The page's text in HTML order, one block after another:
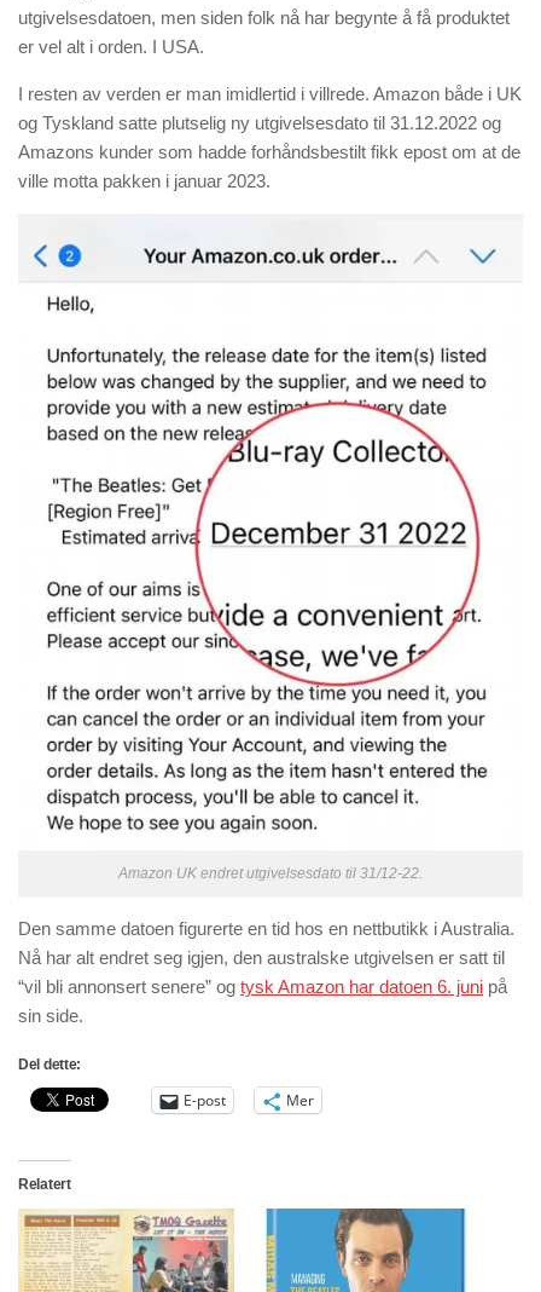
utgivelsesdatoen, men siden folk nå har begynte å få produktet
er vel alt i orden. I USA.
I resten av verden er man imidlertid i villrede. Amazon både i UK
og Tyskland satte plutselig ny utgivelsesdato til 31.12.2022 og
Amazons kunder som hadde forhåndsbestilt fikk epost om at de
ville motta pakken i januar 2023.
Amazon UK endret utgivelsesdato til 31/12-22.
Den samme datoen figurerte en tid hos en nettbutikk i Australia.
Nå har alt endret seg igjen, den australske utgivelsen er satt til
“vil bli annonsert senere” og tysk Amazon har datoen 6. juni på
sin side.
Del dette:
E-post Mer
Relatert